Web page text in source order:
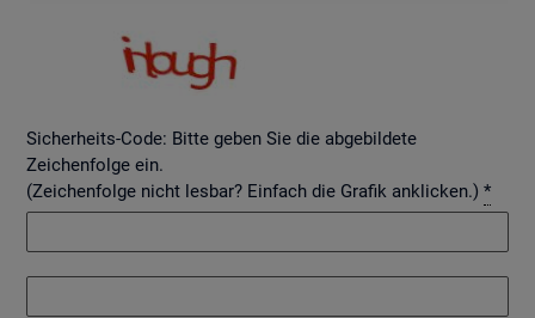
Sicherheits-Code: Bitte geben Sie die abgebildete
Zeichenfolge ein.
(Zeichenfolge nicht lesbar? Einfach die Grafik anklicken.) *